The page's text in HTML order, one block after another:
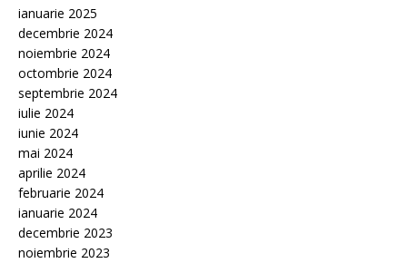
ianuarie 2025
decembrie 2024
noiembrie 2024
octombrie 2024
septembrie 2024
iulie 2024
iunie 2024
mai 2024
aprilie 2024
februarie 2024
ianuarie 2024
decembrie 2023
noiembrie 2023